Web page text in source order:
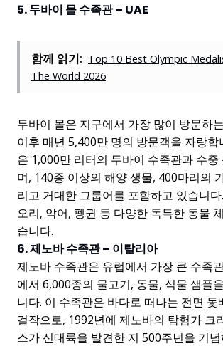
5. 두바이 몰 수족관 – UAE
함께 읽기: Top 10 Best Olympic
The World 2026
두바이 몰은 지구에서 가장 많이 방문하
이후 매년 5,400만 명의 방문객을 자랑합
은 1,000만 리터의 두바이 수족관과 수중
며, 140종 이상의 해양 생물, 400마리의
리고 거대한 그룹어를 포함하고 있습니
오리, 악어, 펭귄 등 다양한 독특한 동물
습니다.
6. 제노바 수족관 – 이탈리아
제노바 수족관은 유럽에서 가장 큰 수족
에서 6,000종의 물고기, 동물, 식물 샘플
니다. 이 수족관은 바다로 떠나는 전면 돛
걸작으로, 1992년에 제노바의 탐험가 크
스가 신대륙을 발견한 지 500주년을 기